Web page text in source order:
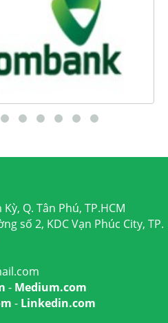
Q. Tân Phú, TP.HCM
số 2, KDC Vạn Phúc City, TP.
- Medium.com
- Linkedin.com